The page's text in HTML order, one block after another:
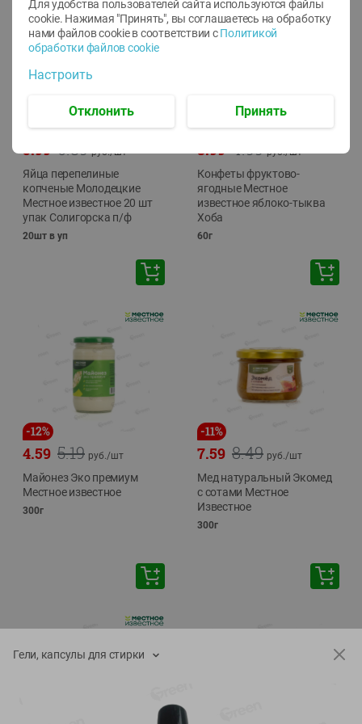
13%
6.89
5.99 руб./шт
Яйца перепелиные
копченые Молодецкие
Местное известное 20 шт
упак Солигорска п/ф
20шт в уп
-20%
4.99
3.99 руб./шт
Конфеты фруктово-
ягодные Местное
известное яблоко-тыква
Хоба
60г
-12%
5.19
4.59 руб./шт
Майонез Эко премиум
Местное известное
300г
-11%
8.49
7.59 руб./шт
Мед натуральный Экомед
с сотами Местное
Известное
300г
Гели, капсулы для стирки
Для удобства пользователей сайта используются файлы
cookie. Нажимая "Принять", вы соглашаетесь на обработку
нами файлов cookie в соответствии с Политикой
обработки файлов cookie
Настроить
Отклонить Принять